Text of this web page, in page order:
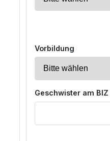
Vorbildung
Geschwister am BIZ